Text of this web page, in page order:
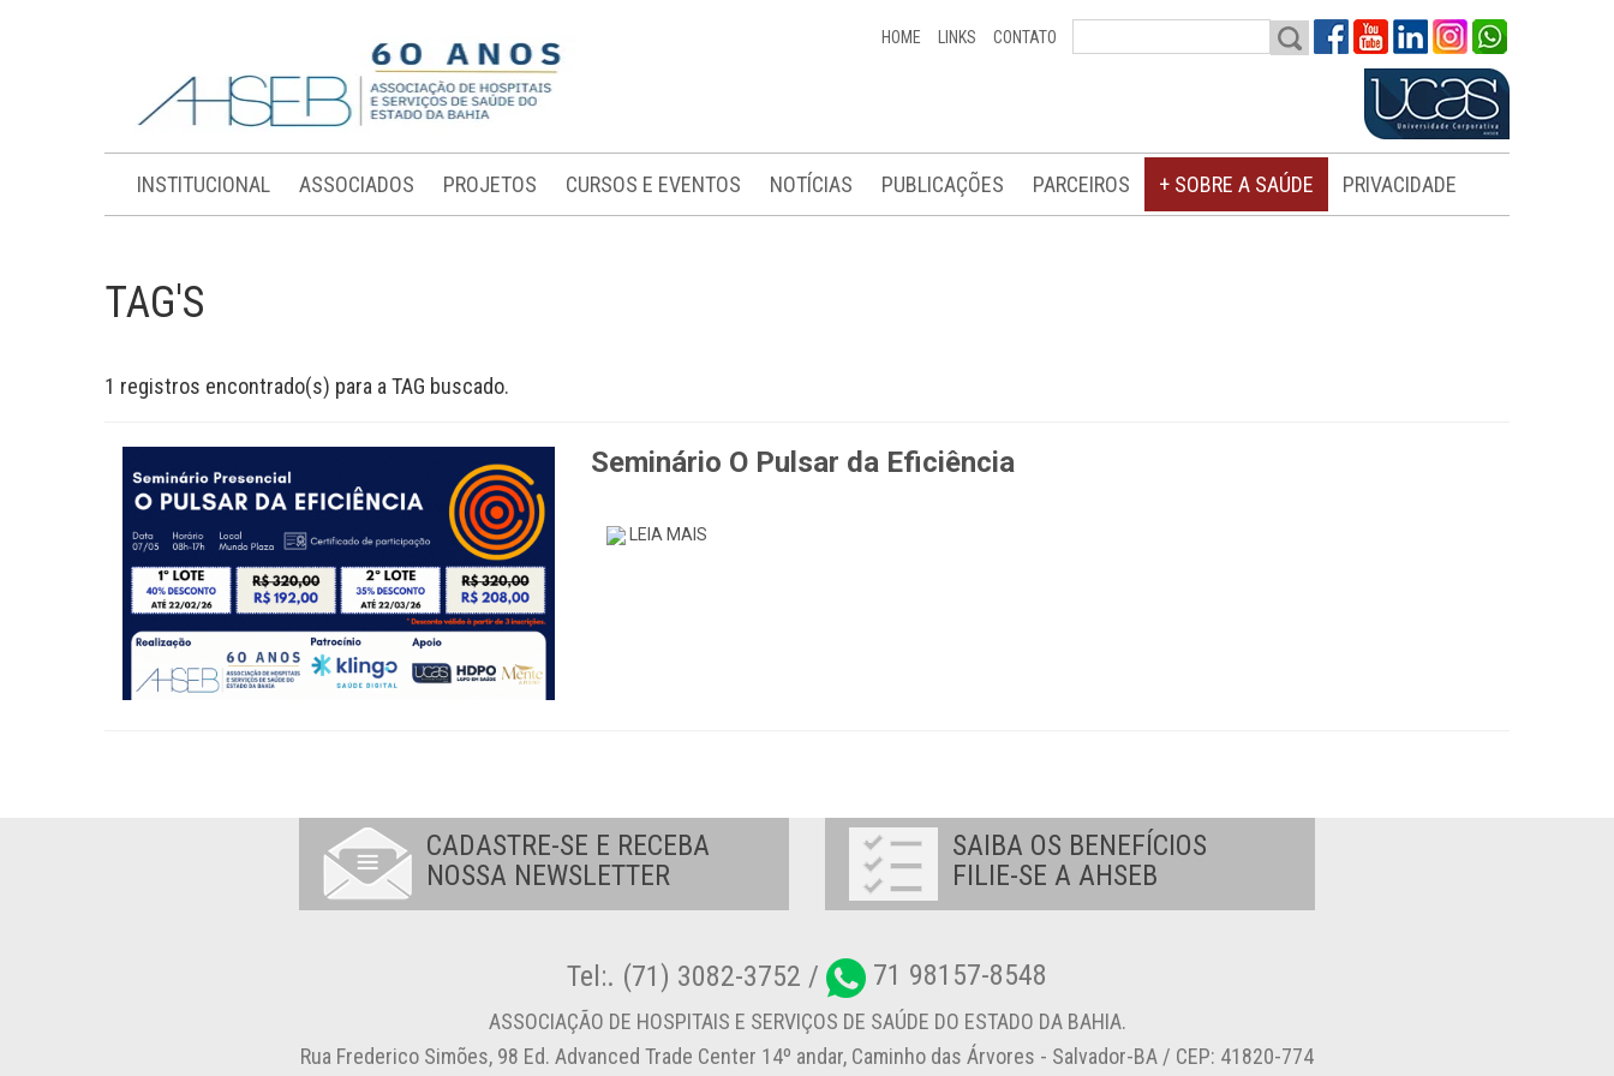
HOME LINKS CONTATO
INSTITUCIONAL ASSOCIADOS PROJETOS CURSOS E EVENTOS NOTÍCIAS PUBLICAÇÕES PARCEIROS + SOBRE A SAÚDE PRIVACIDADE
TAG'S
1 registros encontrado(s) para a TAG buscado.
Seminário O Pulsar da Eficiência
LEIA MAIS
CADASTRE-SE E RECEBA
NOSSA NEWSLETTER
SAIBA OS BENEFÍCIOS
FILIE-SE A AHSEB
Tel:. (71) 3082-3752 / 71 98157-8548
ASSOCIAÇÃO DE HOSPITAIS E SERVIÇOS DE SAÚDE DO ESTADO DA BAHIA.
Rua Frederico Simões, 98 Ed. Advanced Trade Center 14º andar, Caminho das Árvores - Salvador-BA / CEP: 41820-774